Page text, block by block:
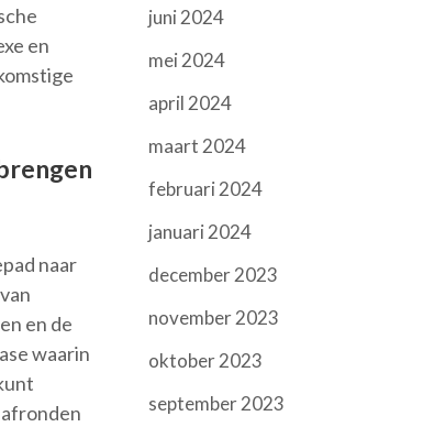
en
naar
en de
waarin
juni 2024
mei 2024
april 2024
maart 2024
februari 2024
januari 2024
december 2023
november 2023
oktober 2023
september 2023